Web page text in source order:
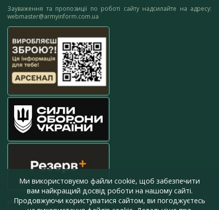
Зауваження та пропозиції по роботі сайту надсилайте на адресу:
webmaster@armyinform.com.ua
press@armyinform.com.ua
Ми використовуємо файли cookie, щоб забезпечити
вам найкращий досвід роботи на нашому сайті.
Продовжуючи користуватися сайтом, ви погоджуєтесь